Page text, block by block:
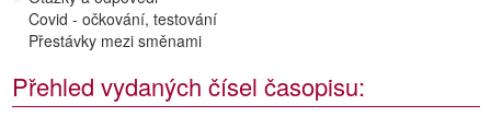
Covid - očkování, testování
Přestávky mezi směnami
Přehled vydaných čísel časopisu: